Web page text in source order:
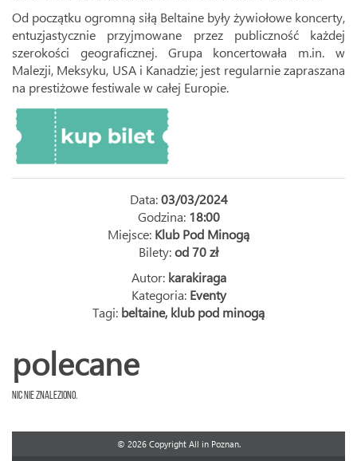
Od początku ogromną siłą Beltaine były żywiołowe koncerty,
entuzjastycznie przyjmowane przez publiczność każdej
szerokości geograficznej. Grupa koncertowała m.in. w
Malezji, Meksyku, USA i Kanadzie; jest regularnie zapraszana
na prestiżowe festiwale w całej Europie.
Data:03/03/2024
Godzina: 18:00
Miejsce: Klub Pod Minogą
Bilety:od 70 zł
Autor: karakiraga
Kategoria: Eventy
Tagi: beltaine, klub pod minogą
polecane
Nic nie znaleziono.
© 2026 Copyright All in Poznan.